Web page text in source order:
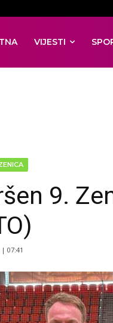
VIJESTI
9.
| 07:41